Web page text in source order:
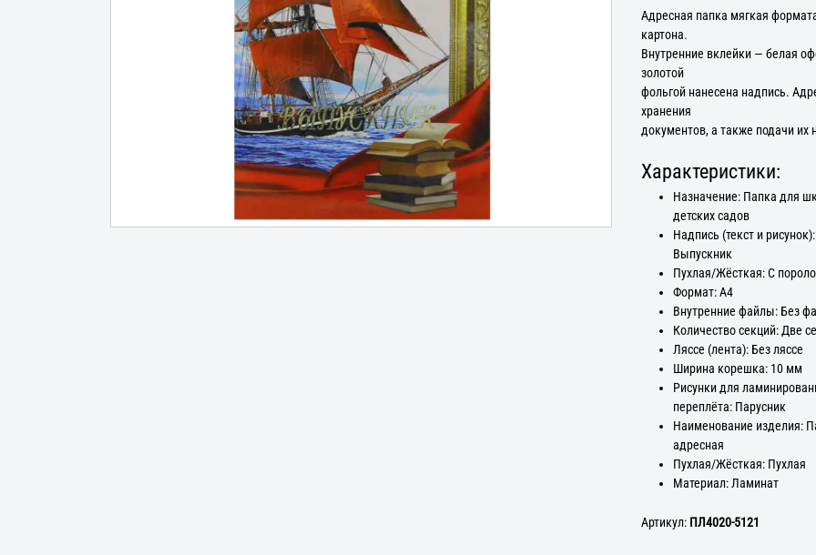
Адресная папка мягкая
картона.
Внутренние вклейки — белая
золотой
фольгой нанесена надпись.
хранения
документов, а также подачи их
Характеристики:
Назначение: Папка для
детских садов
Надпись (текст и рисунок):
Выпускник
Пухлая/Жёсткая: С
Формат: А4
Внутренние файлы: Без
Количество секций: Две
Ляссе (лента): Без ляссе
Ширина корешка: 10 мм
Рисунки для
переплёта: Парусник
Наименование изделия:
адресная
Пухлая/Жёсткая: Пухлая
Материал: Ламинат
Артикул: ПЛ4020-5121